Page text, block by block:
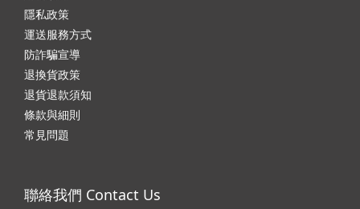
隱私政策
運送服務方式
防詐騙宣導
退換貨政策
退貨退款須知
條款與細則
常見問題
聯絡我們 Contact Us